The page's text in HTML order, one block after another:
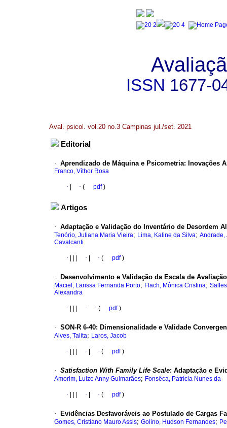
ISSN 1677-
Aval. psicol. vol.20 no.3 Campinas jul./set. 2021
Editorial
· Aprendizado de Máquina e Psicometria: Inovações
Franco, Víthor Rosa
· · ( pdf)
Artigos
· Adaptação e Validação do Inventário de Desordem
Tenório, Juliana Maria Vieira; Lima, Kaline da Silva; Andrade,
Cavalcanti
· · · ( pdf)
· Desenvolvimento e Validação da Escala de
Maciel, Larissa Fernanda Porto; Flach, Mônica Cristina;
Alexandra
· · · ( pdf)
· SON-R 6-40: Dimensionalidade e Validade
Alves, Talita; Laros, Jacob
· · · ( pdf)
· Satisfaction With Family Life Scale: Adaptação e
Amorim, Luize Anny Guimarães; Fonsêca, Patrícia Nunes da
· · · ( pdf)
· Evidências Desfavoráveis ao Postulado de Cargas
Gomes, Cristiano Mauro Assis; Golino, Hudson Fernandes;